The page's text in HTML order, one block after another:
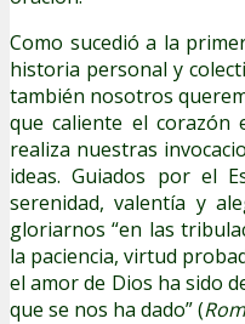
Como sucedió a la
historia personal y
también nosotros
que caliente el corazón
realiza nuestras
ideas. Guiados por el
serenidad, valentía y
gloriarnos “en las
la paciencia, virtud
el amor de Dios ha sido
que se nos ha dado” (Rom